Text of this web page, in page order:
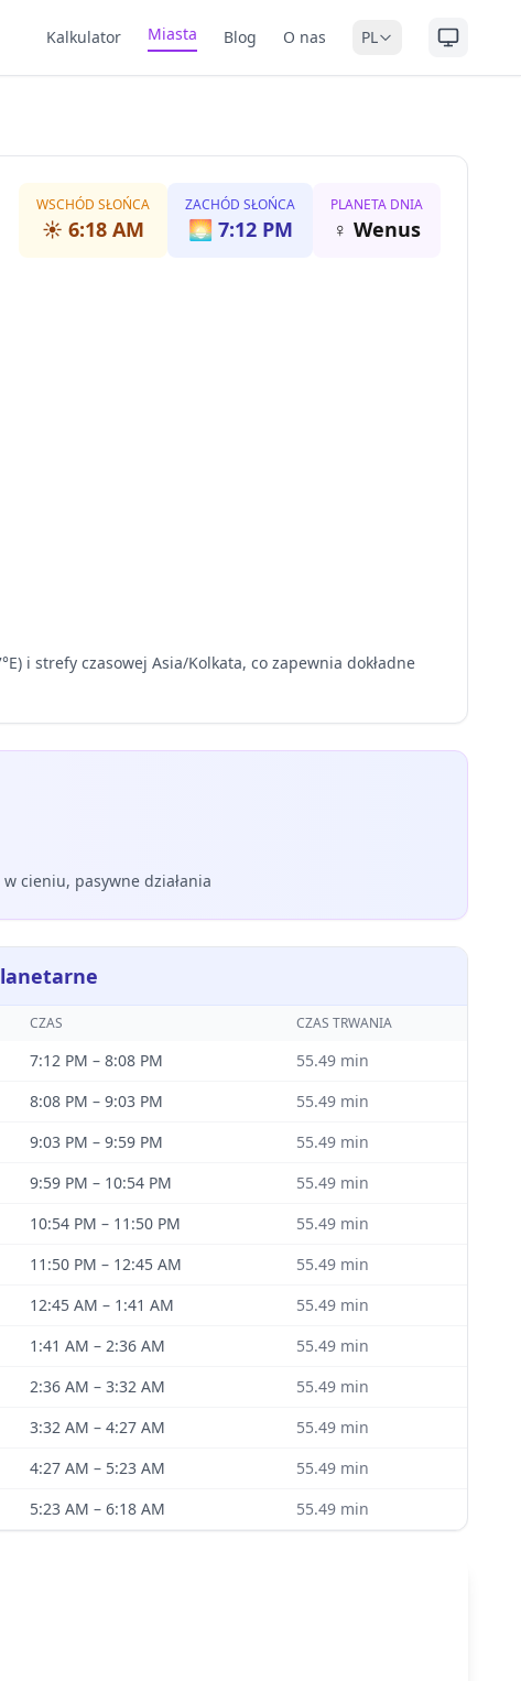
Kalkulator Miasta Blog O nas PL
WSCHÓD SŁOŃCA
☀️ 6:18 AM
ZACHÓD SŁOŃCA
🌅 7:12 PM
PLANETA DNIA
♀ Wenus
i strefy czasowej Asia/Kolkata, co zapewnia dokładne
cieniu, pasywne działania
CZAS CZAS TRWANIA
7:12 PM – 8:08 PM 55.49 min
8:08 PM – 9:03 PM 55.49 min
9:03 PM – 9:59 PM 55.49 min
9:59 PM – 10:54 PM 55.49 min
10:54 PM – 11:50 PM 55.49 min
11:50 PM – 12:45 AM 55.49 min
12:45 AM – 1:41 AM 55.49 min
1:41 AM – 2:36 AM 55.49 min
2:36 AM – 3:32 AM 55.49 min
3:32 AM – 4:27 AM 55.49 min
4:27 AM – 5:23 AM 55.49 min
5:23 AM – 6:18 AM 55.49 min